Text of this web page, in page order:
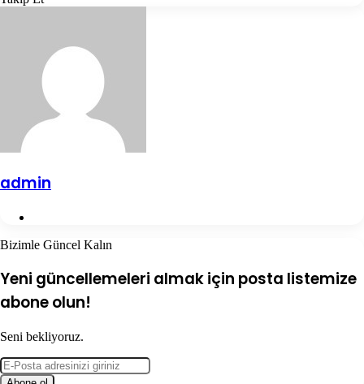
admin
Bizimle Güncel Kalın
Yeni güncellemeleri almak için posta listemize
abone olun!
Seni bekliyoruz.
E-
Posta